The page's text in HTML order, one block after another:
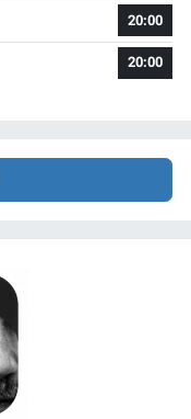
20:00
20:00